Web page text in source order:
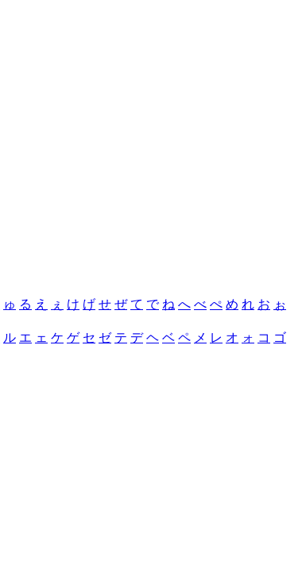
ゅ る え ぇ け げ せ ぜ て で ね へ べ ぺ め れ お ぉ
ル エ ェ ケ ゲ セ ゼ テ デ ヘ ベ ペ メ レ オ ォ コ ゴ